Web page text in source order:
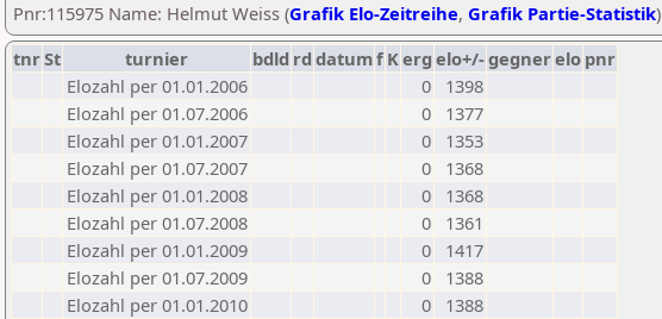
Pnr:115975 Name: Helmut Weiss (Grafik Elo-Zeitreihe, Grafik Partie-Statistik)
tnrSt turnier bdld rd datumf Kerg elo+/-gegnerelo pnr
Elozahl per 01.01.2006
0
1398
Elozahl per 01.07.2006
0
1377
Elozahl per 01.01.2007
0
1353
Elozahl per 01.07.2007
0
1368
Elozahl per 01.01.2008
0
1368
Elozahl per 01.07.2008
0
1361
Elozahl per 01.01.2009
0
1417
Elozahl per 01.07.2009
0
1388
Elozahl per 01.01.2010
0
1388